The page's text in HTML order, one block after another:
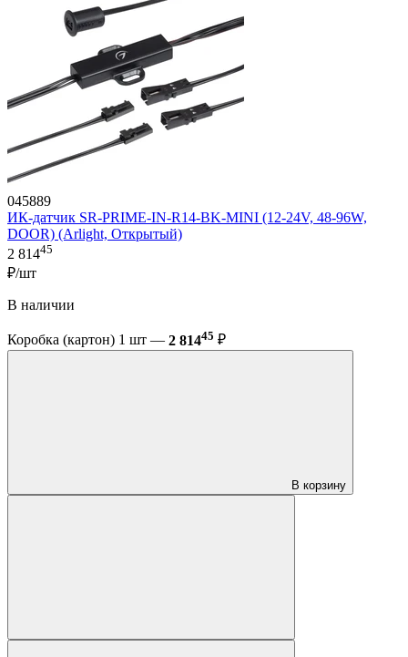
045889
ИК-датчик SR-PRIME-IN-R14-BK-MINI (12-24V, 48-96W,
DOOR) (Arlight, Открытый)
2 81445
₽/шт
В наличии
Коробка (картон) 1 шт — 2 81445 ₽
В корзину